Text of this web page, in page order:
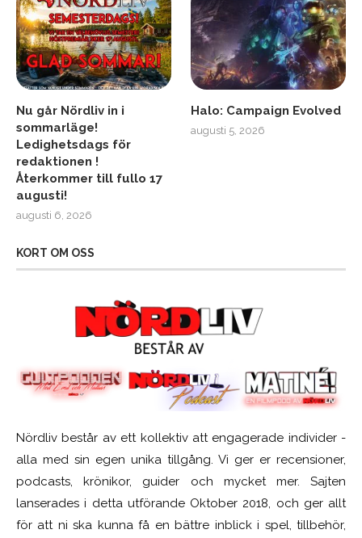
Nu går Nördliv in i
sommarläge!
Ledighetsdags för
redaktionen !
Återkommer till fullo 17
augusti!
augusti 6, 2026
Halo: Campaign Evolved
augusti 5, 2026
KORT OM OSS
Nördliv består av ett kollektiv att engagerade individer -
alla med sin egen unika tillgång. Vi ger er recensioner,
podcasts, krönikor, guider och mycket mer. Sajten
lanserades i detta utförande Oktober 2018, och ger allt
för att ni ska kunna få en bättre inblick i spel, tillbehör,